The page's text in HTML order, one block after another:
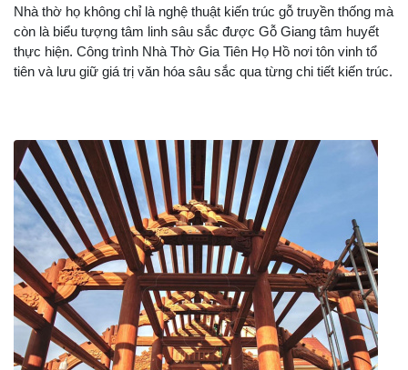
Nhà thờ họ không chỉ là nghệ thuật kiến trúc gỗ truyền thống mà
còn là biểu tượng tâm linh sâu sắc được Gỗ Giang tâm huyết
thực hiện. Công trình Nhà Thờ Gia Tiên Họ Hồ nơi tôn vinh tổ
tiên và lưu giữ giá trị văn hóa sâu sắc qua từng chi tiết kiến trúc.